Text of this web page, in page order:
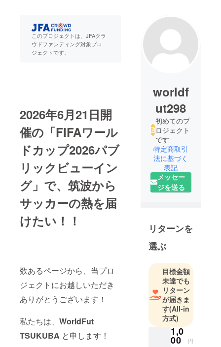
このプロジェクトは、JFAクラ
ウドファンディング対象プロ
ジェクトです。
2026年6月21日開
催の「FIFAワール
ドカップ2026パブ
リックビューイン
グ」で、筑波から
サッカーの熱を届
けたい！！
数あるページから、当プロ
ジェクトにお越しいただき
ありがとうございます！
私たちは、 WorldFut
TSUKUBA と申します！
worldf
ut298
初めてのプ
ロジェクト
です
特定商取引
法に基づく
表記
メッセー
ジを送る
リターンを
選ぶ
目標金額
未達でも
リターン
が届きま
す(All-in
方式)
1,0
00 円